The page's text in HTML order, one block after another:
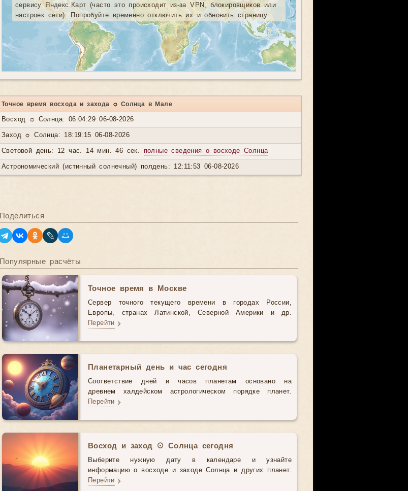
сервису Яндекс.Карт (часто это происходит из-за VPN, блокировщиков или
настроек сети). Попробуйте временно отключить их и обновить страницу.
Точное время восхода и захода ☼ Солнца в Мале
Восход ☼ Солнца: 06:04:29 06-08-2026
Заход ☼ Солнца: 18:19:15 06-08-2026
Световой день: 12 час. 14 мин. 46 сек. полные сведения о восходе Солнца
Астрономический (истинный солнечный) полдень: 12:11:53 06-08-2026
Поделиться
Популярные расчёты
Точное время в Москве
Сервер точного текущего времени в городах России,
Европы, странах Латинской, Северной Америки и др.
Перейти
Планетарный день и час сегодня
Соответствие дней и часов планетам основано на
древнем халдейском астрологическом порядке планет.
Перейти
Восход и заход ☉ Солнца сегодня
Выберите нужную дату в календаре и узнайте
информацию о восходе и заходе Солнца и других планет.
Перейти